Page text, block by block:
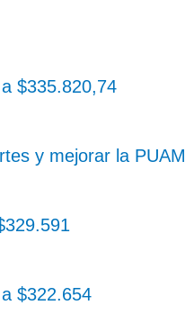
$335.820,74
y mejorar la PUAM
$322.654